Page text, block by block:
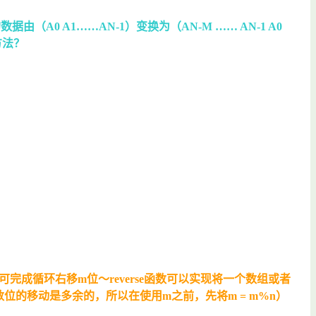
数据由（A0 A1……AN-1）变换为（AN-M …… AN-1 A0
？
成循环右移m位～reverse函数可以实现将一个数组或者
的移动是多余的，所以在使用m之前，先将m = m%n）